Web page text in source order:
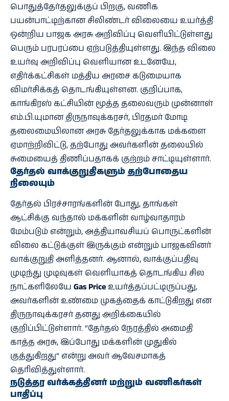
பொதுத்தேர்தலுக்குப் பிறகு, வணிக
பயன்பாட்டிற்கான சிலிண்டர் விலையை உயர்த்தி
ஒன்றிய பாஜக அரசு அறிவிப்பு வெளியிட்டுள்ளது
பெரும் பரபரப்பை ஏற்படுத்தியுள்ளது. இந்த விலை
உயர்வு அறிவிப்பு வெளியான உடனேயே,
எதிர்க்கட்சிகள் மத்திய அரசை கடுமையாக
விமர்சிக்கத் தொடங்கியுள்ளன. குறிப்பாக,
காங்கிரஸ் கட்சியின் மூத்த தலைவரும் முன்னாள்
எம்.பி.யுமான திருநாவுக்கரசர், பிரதமர் மோடி
தலைமையிலான அரசு தேர்தலுக்காக மக்களை
ஏமாற்றிவிட்டு, தற்போது அவர்களின் தலையில்
சுமையைத் திணிப்பதாகக் குற்றம் சாட்டியுள்ளார்.
தேர்தல் வாக்குறுதிகளும் தற்போதைய
நிலையும்
தேர்தல் பிரச்சாரங்களின் போது, தாங்கள்
ஆட்சிக்கு வந்தால் மக்களின் வாழ்வாதாரம்
மேம்படும் என்றும், அத்தியாவசியப் பொருட்களின்
விலை கட்டுக்குள் இருக்கும் என்றும் பாஜகவினர்
வாக்குறுதி அளித்தனர். ஆனால், வாக்குப்பதிவு
முடிந்து முடிவுகள் வெளியாகத் தொடங்கிய சில
நாட்களிலேயே Gas Price உயர்த்தப்பட்டிருப்பது,
அவர்களின் உண்மை முகத்தைக் காட்டுகிறது என
திருநாவுக்கரசர் தனது அறிக்கையில்
குறிப்பிட்டுள்ளார். “தேர்தல் நேரத்தில் அமைதி
காத்த அரசு, இப்போது மக்களின் முதுகில்
குத்துகிறது” என்று அவர் ஆவேசமாகத்
தெரிவித்துள்ளார்.
நடுத்தர வர்க்கத்தினர் மற்றும் வணிகர்கள்
பாதிப்பு